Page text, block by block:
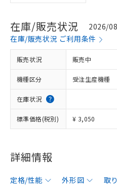
在庫/販売状況
2026/
在庫/販売状況 ご利用条件
販売状況 販売中
機種区分 受注生産機種
在庫状況
標準価格(税別) ¥ 3,050
詳細情報
定格/性能 外形図 取